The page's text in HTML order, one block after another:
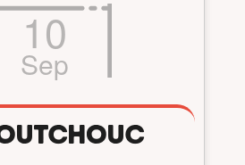
10
Sep